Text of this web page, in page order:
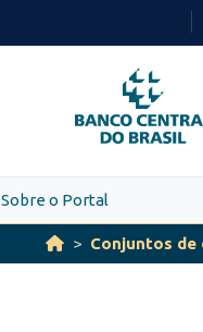
PARA
O
Sobre o Portal
Conjuntos de